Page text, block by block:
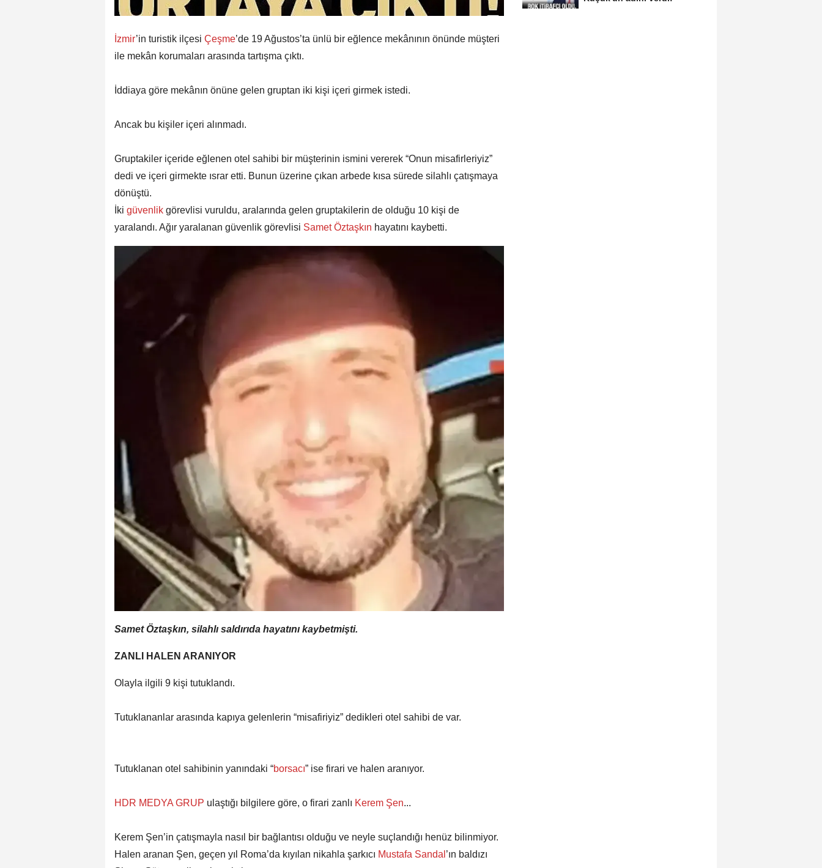
İzmir’in turistik ilçesi Çeşme’de 19 Ağustos’ta ünlü bir eğlence mekânının önünde müşteri
ile mekân korumaları arasında tartışma çıktı.
İddiaya göre mekânın önüne gelen gruptan iki kişi içeri girmek istedi.
Ancak bu kişiler içeri alınmadı.
Gruptakiler içeride eğlenen otel sahibi bir müşterinin ismini vererek “Onun misafirleriyiz”
dedi ve içeri girmekte ısrar etti. Bunun üzerine çıkan arbede kısa sürede silahlı çatışmaya
dönüştü.
İki güvenlik görevlisi vuruldu, aralarında gelen gruptakilerin de olduğu 10 kişi de
yaralandı. Ağır yaralanan güvenlik görevlisi Samet Öztaşkın hayatını kaybetti.
Samet Öztaşkın, silahlı saldırıda hayatını kaybetmişti.
ZANLI HALEN ARANIYOR
Olayla ilgili 9 kişi tutuklandı.
Tutuklananlar arasında kapıya gelenlerin “misafiriyiz” dedikleri otel sahibi de var.
Tutuklanan otel sahibinin yanındaki “borsacı” ise firari ve halen aranıyor.
HDR MEDYA GRUP ulaştığı bilgilere göre, o firari zanlı Kerem Şen...
Kerem Şen’in çatışmayla nasıl bir bağlantısı olduğu ve neyle suçlandığı henüz bilinmiyor.
Halen aranan Şen, geçen yıl Roma’da kıyılan nikahla şarkıcı Mustafa Sandal ’ın baldızı